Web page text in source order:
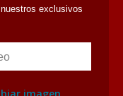
exclusivos